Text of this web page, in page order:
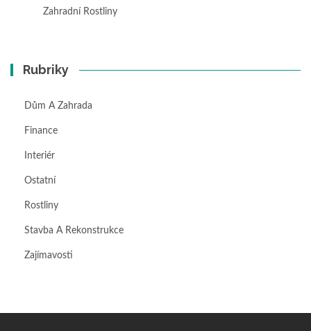
Zahradní Rostliny
Rubriky
Dům A Zahrada
Finance
Interiér
Ostatní
Rostliny
Stavba A Rekonstrukce
Zajímavosti